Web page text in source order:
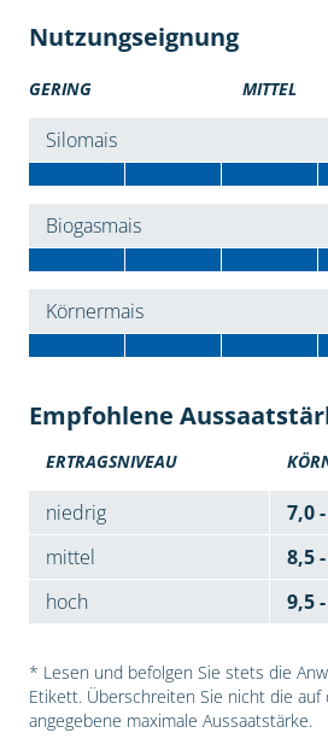
Nutzungseignung
GERING MITTEL
Silomais
Biogasmais
Körnermais
Empfohlene
ERTRAGSNIVEAU
niedrig
7,0
mittel
8,5
hoch
9,5
* Lesen und befolgen Sie stets die
Etikett. Überschreiten Sie nicht die auf
angegebene maximale Aussaatstärke.